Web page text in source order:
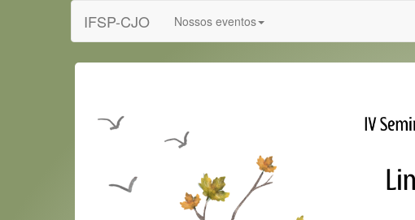
IFSP-CJO Nossos eventos